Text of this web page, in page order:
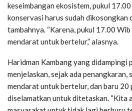
keseimbangan ekosistem, pukul
konservasi harus sudah dikosongkan
tambahnya. “Karena, pukul 17.00
mendarat untuk bertelur,” alasnya.
Haridman Kambang yang didampingi
menjelaskan, sejak ada penangkaran,
mendarat untuk bertelur, dan baru
diselamatkan untuk ditetaskan. “Kita